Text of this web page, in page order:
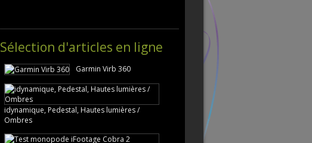
Sélection d'articles en ligne
Garmin Virb 360
idynamique, Pedestal, Hautes lumières /
Ombres